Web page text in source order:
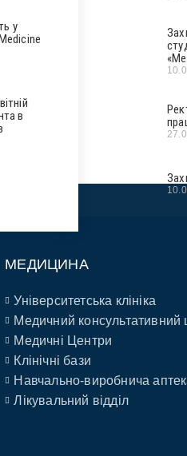
у
в
МЕДИЦИНА
Університетська клініка
Медичний консультативний
Медичні Центри
Клінічні бази
Навчально-виробнича
Лікувальний відділ